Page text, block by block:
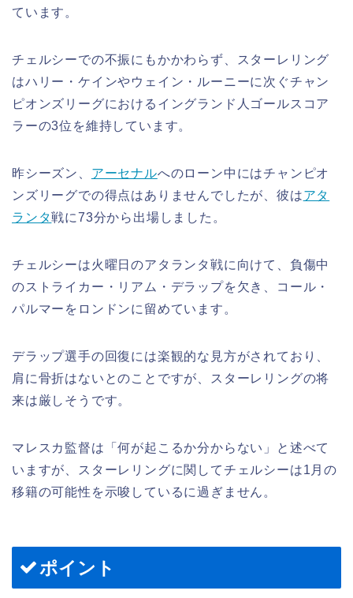
ています。
チェルシーでの不振にもかかわらず、スターレリング
はハリー・ケインやウェイン・ルーニーに次ぐチャン
ピオンズリーグにおけるイングランド人ゴールスコア
ラーの3位を維持しています。
昨シーズン、 アーセナルへのローン中にはチャンピオ
ンズリーグでの得点はありませんでしたが、彼はアタ
ランタ戦に73分から出場しました。
チェルシーは火曜日のアタランタ戦に向けて、負傷中
のストライカー・リアム・デラップを欠き、コール・
パルマーをロンドンに留めています。
デラップ選手の回復には楽観的な見方がされており、
肩に骨折はないとのことですが、スターレリングの将
来は厳しそうです。
マレスカ監督は「何が起こるか分からない」と述べて
いますが、スターレリングに関してチェルシーは1月の
移籍の可能性を示唆しているに過ぎません。
ポイント